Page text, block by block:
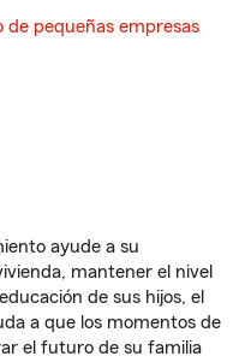
de pequeñas empresas
ayude a su
mantener el nivel
de sus hijos, el
a que los momentos de
el futuro de su familia